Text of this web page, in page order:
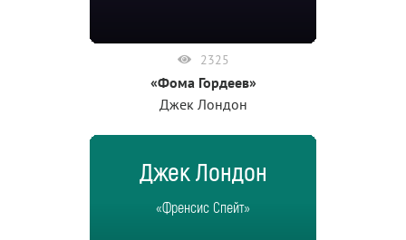
2325
«Фома Гордеев»
Джек Лондон
Джек Лондон
«Френсис Спейт»